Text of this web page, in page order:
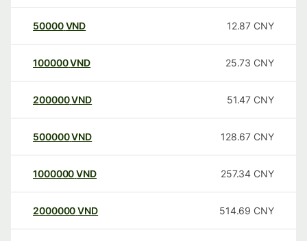
50000 VND 12.87 CNY
100000VND 25.73 CNY
200000VND 51.47 CNY
500000VND 128.67 CNY
1000000VND 257.34 CNY
2000000VND 514.69 CNY